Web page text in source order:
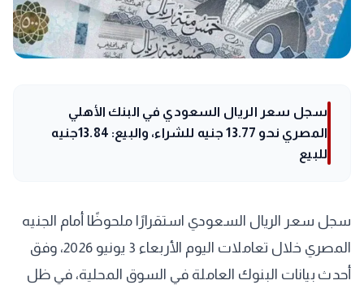
سجل سعر الريال السعودي في البنك الأهلي
المصري نحو 13.77 جنيه للشراء، والبيع: 13.84جنيه
للبيع
سجل سعر الريال السعودي استقرارًا ملحوظًا أمام الجنيه
المصري خلال تعاملات اليوم الأربعاء 3 يونيو 2026، وفق
أحدث بيانات البنوك العاملة في السوق المحلية، في ظل